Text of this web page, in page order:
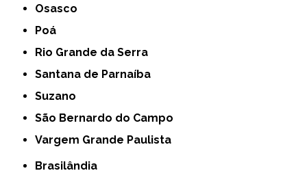
Osasco
Poá
Rio Grande da Serra
Santana de Parnaíba
Suzano
São Bernardo do Campo
Vargem Grande Paulista
Brasilândia